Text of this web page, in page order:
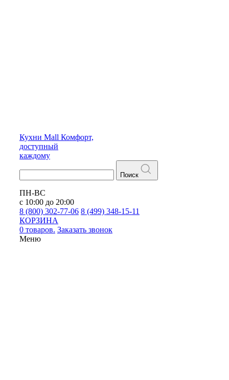
Кухни Mall Комфорт,
доступный
каждому
Поиск
ПН-ВС
с 10:00 до 20:00
8 (800) 302-77-06 8 (499) 348-15-11
КОРЗИНА
0 товаров. Заказать звонок
Меню